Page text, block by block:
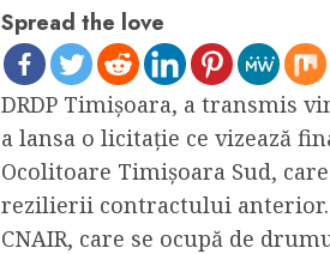
Spread the love
DRDP Timișoara, a transmis
a lansa o licitație ce vizează
Ocolitoare Timișoara Sud,
rezilierii contractului anterior.
CNAIR, care se ocupă de